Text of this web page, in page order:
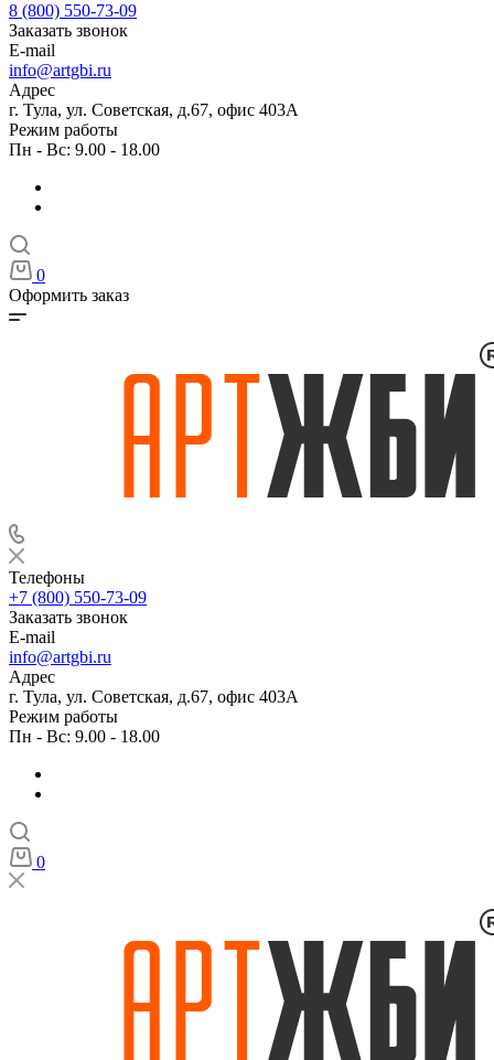
8 (800) 550-73-09
Заказать звонок
E-mail
info@artgbi.ru
Адрес
г. Тула, ул. Советская, д.67, офис 403А
Режим работы
Пн - Вс: 9.00 - 18.00
0
Оформить заказ
Телефоны
+7 (800) 550-73-09
Заказать звонок
E-mail
info@artgbi.ru
Адрес
г. Тула, ул. Советская, д.67, офис 403А
Режим работы
Пн - Вс: 9.00 - 18.00
0